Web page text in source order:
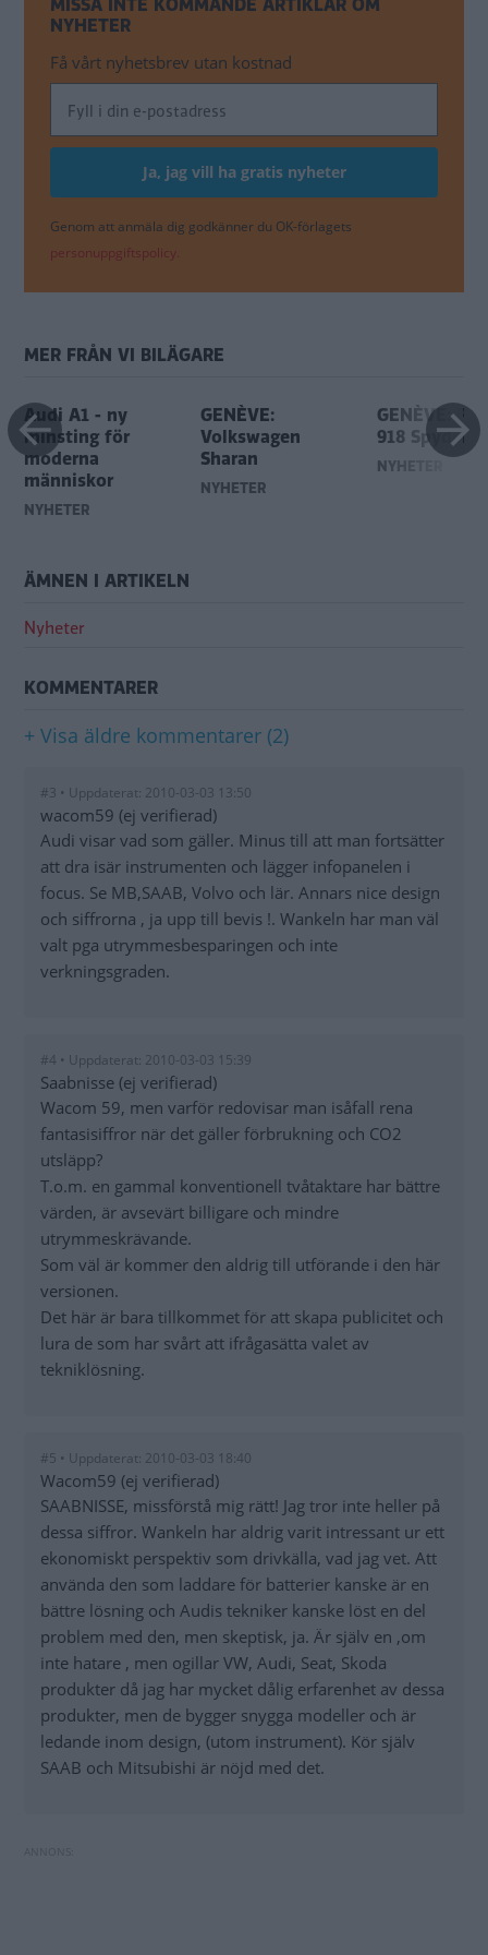
NYHETER
Få vårt nyhetsbrev utan kostnad
Genom att anmäla dig godkänner du OK-förlagets
personuppgiftspolicy.
MER FRÅN VI BILÄGARE
Audi A1 - ny
minsting för
moderna
människor
NYHETER
GENÈVE:
Volkswagen
Sharan
NYHETER
GENÈVE:
918 Spyder
NYHETER
ÄMNEN I ARTIKELN
Nyheter
KOMMENTARER
+ Visa äldre kommentarer (2)
#3 • Uppdaterat: 2010-03-03 13:50
wacom59 (ej verifierad)
Audi visar vad som gäller. Minus till att man fortsätter
att dra isär instrumenten och lägger infopanelen i
focus. Se MB,SAAB, Volvo och lär. Annars nice design
och siffrorna , ja upp till bevis !. Wankeln har man väl
valt pga utrymmesbesparingen och inte
verkningsgraden.
#4 • Uppdaterat: 2010-03-03 15:39
Saabnisse (ej verifierad)
Wacom 59, men varför redovisar man isåfall rena
fantasisiffror när det gäller förbrukning och CO2
utsläpp?
T.o.m. en gammal konventionell tvåtaktare har bättre
värden, är avsevärt billigare och mindre
utrymmeskrävande.
Som väl är kommer den aldrig till utförande i den här
versionen.
Det här är bara tillkommet för att skapa publicitet och
lura de som har svårt att ifrågasätta valet av
tekniklösning.
#5 • Uppdaterat: 2010-03-03 18:40
Wacom59 (ej verifierad)
SAABNISSE, missförstå mig rätt! Jag tror inte heller på
dessa siffror. Wankeln har aldrig varit intressant ur ett
ekonomiskt perspektiv som drivkälla, vad jag vet. Att
använda den som laddare för batterier kanske är en
bättre lösning och Audis tekniker kanske löst en del
problem med den, men skeptisk, ja. Är själv en ,om
inte hatare , men ogillar VW, Audi, Seat, Skoda
produkter då jag har mycket dålig erfarenhet av dessa
produkter, men de bygger snygga modeller och är
ledande inom design, (utom instrument). Kör själv
SAAB och Mitsubishi är nöjd med det.